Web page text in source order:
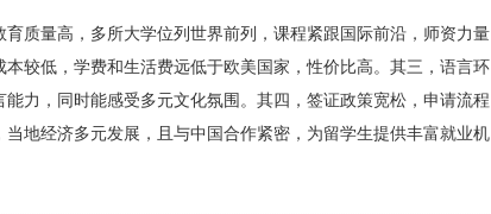
质量高，多所大学位列世界前列，课程紧跟国际前沿，师资力量
较低，学费和生活费远低于欧美国家，性价比高。其三，语言环
力，同时能感受多元文化氛围。其四，签证政策宽松，申请流程
地经济多元发展，且与中国合作紧密，为留学生提供丰富就业机